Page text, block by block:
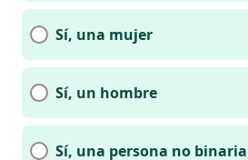
Sí, una mujer
Sí, un hombre
Sí, una persona no binaria